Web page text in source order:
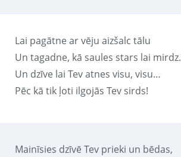
Lai pagātne ar vēju aizšalc tālu
Un tagadne, kā saules stars lai mirdz.
Un dzīve lai Tev atnes visu, visu…
Pēc kā tik ļoti ilgojās Tev sirds!
Mainīsies dzīvē Tev prieki un bēdas,